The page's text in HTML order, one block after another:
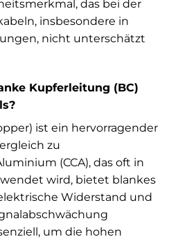
das bei der
insbesondere in
nicht unterschätzt
Kupferleitung (BC)
ist ein hervorragender
zu
(CCA), das oft in
wird, bietet blankes
Widerstand und
um die hohen